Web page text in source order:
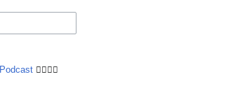
Podcast 🙋‍♂️🙋‍♀️